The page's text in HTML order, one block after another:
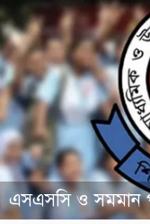
এসএসসি ও সমমান